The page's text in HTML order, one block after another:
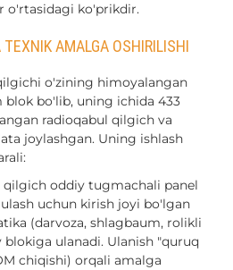
o'rtasidagi ko'prikdir.
AMALGA OSHIRILISHI
o'zining himoyalangan
blok bo'lib, uning ichida 433
radioqabul qilgich va
joylashgan. Uning ishlash
qilgich oddiy tugmachali panel
uchun kirish joyi bo'lgan
(darvoza, shlagbaum, rolikli
blokiga ulanadi. Ulanish "quruq
chiqishi) orqali amalga